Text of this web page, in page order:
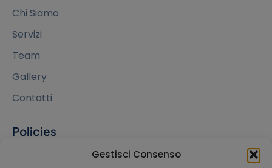
Gestisci Consenso
Chi Siamo
Servizi
Team
Gallery
Contatti
Policies